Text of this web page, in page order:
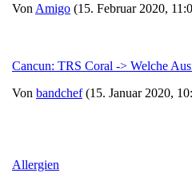
Von Amigo (15. Februar 2020,
Cancun: TRS Coral -> Welche
Von bandchef(15. Januar 2020,
Allergien